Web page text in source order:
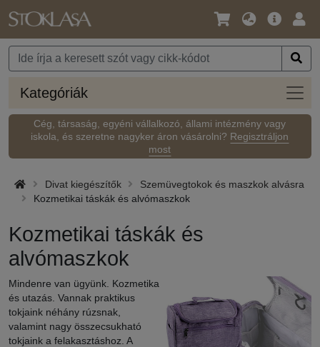
Nyelv
Pénznem
Fő
Kategóriák
Cég, társaság, egyéni vállalkozó, állami intézmény vagy
iskola, és szeretne nagyker áron vásárolni? Regisztráljon
most
Divat kiegészítők
Szemüvegtokok és maszkok alvásra
Kozmetikai táskák és alvómaszkok
Kozmetikai táskák és
alvómaszkok
Mindenre van ügyünk. Kozmetika
és utazás. Vannak praktikus
tokjaink néhány rúzsnak,
valamint nagy összecsukható
tokjaink a felakasztáshoz. A